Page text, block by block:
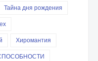
Тайна дня рождения
Хиромантия